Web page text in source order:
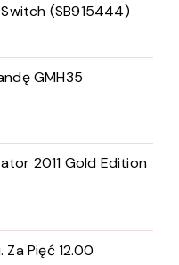
(SB915444)
GMH35
2011 Gold Edition
Za Pięć 12.00